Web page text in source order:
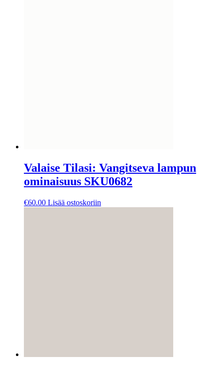
Valaise Tilasi: Vangitseva lampun
ominaisuus SKU0682
€60.00 Lisää ostoskoriin